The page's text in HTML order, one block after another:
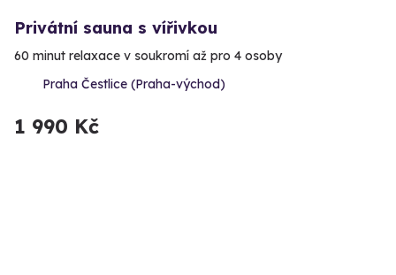
Privátní sauna s vířivkou
60 minut relaxace v soukromí až pro 4 osoby
Praha Čestlice (Praha-východ)
1 990 Kč